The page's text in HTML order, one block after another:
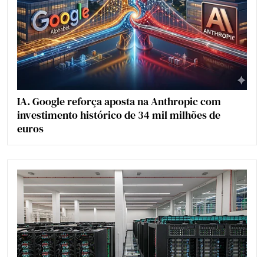
IA. Google reforça aposta na Anthropic com
investimento histórico de 34 mil milhões de
euros